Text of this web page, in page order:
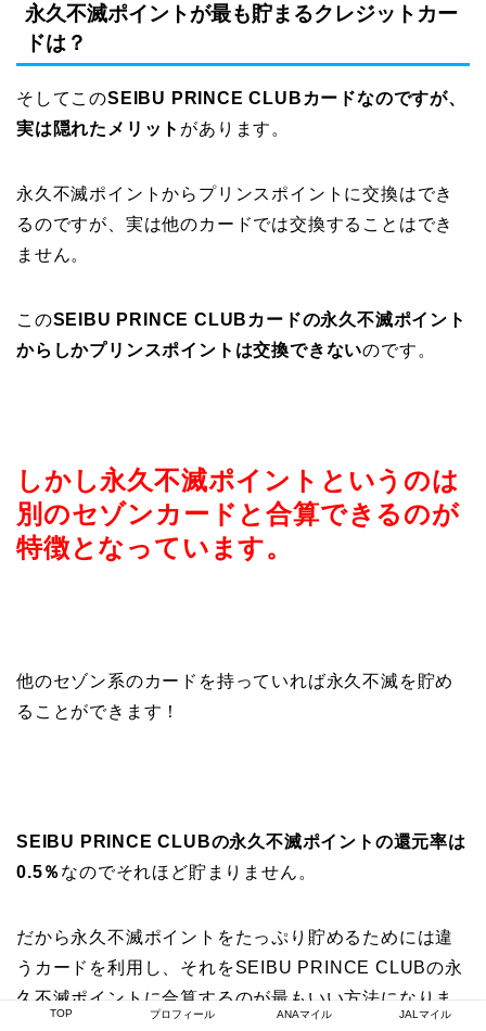
永久不滅ポイントが最も貯まるクレジットカー
ドは？
そしてこのSEIBU PRINCE CLUBカードなのですが、
実は隠れたメリット があります。
永久不滅ポイントからプリンスポイントに交換はでき
るのですが、実は他のカードでは交換することはでき
ません。
このSEIBU PRINCE CLUBカードの永久不滅ポイント
からしかプリンスポイントは交換できないのです。
しかし永久不滅ポイントというのは
別のセゾンカードと合算できるのが
特徴となっています。
他のセゾン系のカードを持っていれば永久不滅を貯め
ることができます！
SEIBU PRINCE CLUBの永久不滅ポイントの還元率は
0.5％ なのでそれほど貯まりません。
だから永久不滅ポイントをたっぷり貯めるためには違
うカードを利用し、それをSEIBU PRINCE CLUBの永
久不滅ポイントに合算するのが最もいい方法になりま
TOP プロフィール ANAマイル JALマイル